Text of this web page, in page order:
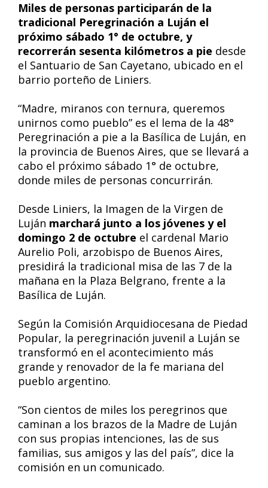
Miles de personas participarán de la
tradicional Peregrinación a Luján el
próximo sábado 1° de octubre, y
recorrerán sesenta kilómetros a pie desde
el Santuario de San Cayetano, ubicado en el
barrio porteño de Liniers.
“Madre, miranos con ternura, queremos
unirnos como pueblo” es el lema de la 48°
Peregrinación a pie a la Basílica de Luján, en
la provincia de Buenos Aires, que se llevará a
cabo el próximo sábado 1° de octubre,
donde miles de personas concurrirán.
Desde Liniers, la Imagen de la Virgen de
Luján marchará junto a los jóvenes y el
domingo 2 de octubre el cardenal Mario
Aurelio Poli, arzobispo de Buenos Aires,
presidirá la tradicional misa de las 7 de la
mañana en la Plaza Belgrano, frente a la
Basílica de Luján.
Según la Comisión Arquidiocesana de Piedad
Popular, la peregrinación juvenil a Luján se
transformó en el acontecimiento más
grande y renovador de la fe mariana del
pueblo argentino.
“Son cientos de miles los peregrinos que
caminan a los brazos de la Madre de Luján
con sus propias intenciones, las de sus
familias, sus amigos y las del país”, dice la
comisión en un comunicado.